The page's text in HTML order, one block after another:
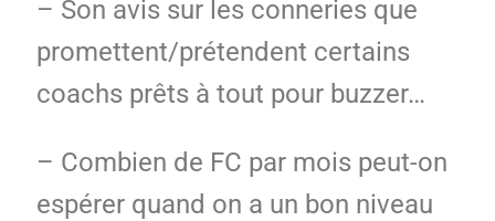
– Son avis sur les conneries que
promettent/prétendent certains
coachs prêts à tout pour buzzer…
– Combien de FC par mois peut-on
espérer quand on a un bon niveau